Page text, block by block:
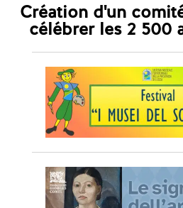
Création d'un
célébrer les 2 500